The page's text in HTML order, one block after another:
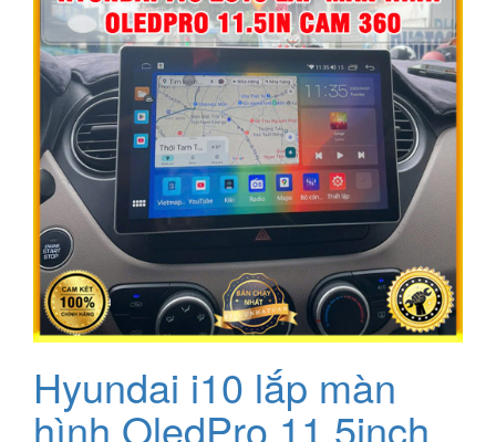
Hyundai i10 lắp màn
hình OledPro 11.5inch